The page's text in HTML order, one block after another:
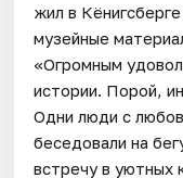
жил в
музейные
«Огромным
истории. Порой,
Одни люди с
беседовали на
встречу в уютных